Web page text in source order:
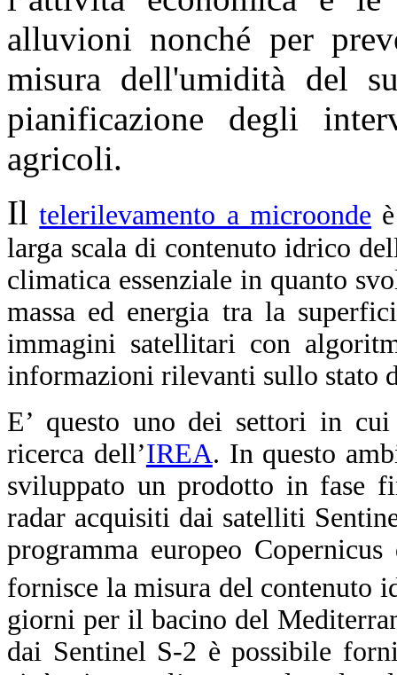
alluvioni nonché per
misura dell'umidità del
pianificazione degli
agricoli.
Il telerilevamento a microonde
larga scala di contenuto idrico
climatica essenziale in quanto
massa ed energia tra la
immagini satellitari con
informazioni rilevanti sullo stato
E’ questo uno dei settori in
ricerca dell’IREA. In questo
sviluppato un prodotto in fase
radar acquisiti dai satelliti
programma europeo
fornisce la misura del contenuto
giorni per il bacino del
dai Sentinel S-2 è possibile